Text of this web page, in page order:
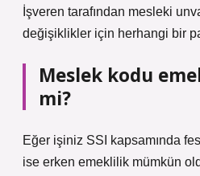
İşveren tarafından mesleki
değişiklikler için herhangi bir
Meslek kodu
mi?
Eğer işiniz SSI kapsamında
ise erken emeklilik mümkün